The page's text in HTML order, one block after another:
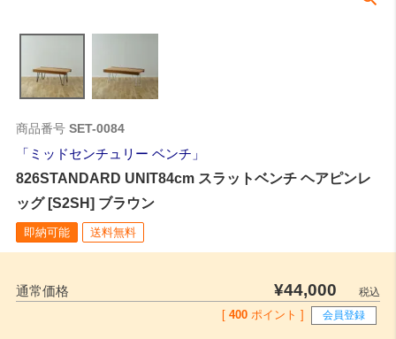
商品番号 SET-0084
ミッドセンチュリー ベンチ
826STANDARD UNIT84cm スラットベンチ ヘアピンレ
ッグ [S2SH] ブラウン
即納可能 送料無料
通常価格 ¥44,000
税込
400 ポイント ] 会員登録